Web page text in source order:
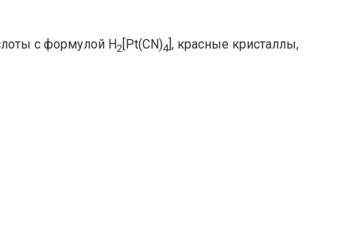
с формулой H2[Pt(CN)4], красные кристаллы,